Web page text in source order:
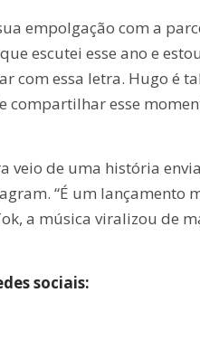
empolgação com a
escutei esse ano e
com essa letra. Hugo é
esse
veio de uma história
“É um lançamento
a música viralizou de
sociais: